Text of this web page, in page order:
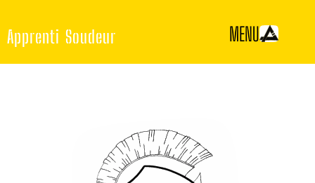
auApprenti Soudeur MENU